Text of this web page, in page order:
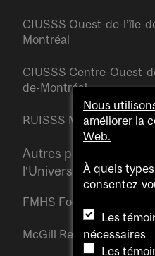
CIUSSS Ouest-de-l’île-
Montréal
CIUSSS Centre-Ouest-
de-Montréal
RUISSS McGill
Autres publications de
l’Université McGill
FMHS Focus
McGill Reporter
Nous
améliorer la
Web.
À quels
consentez-
Les
nécessaires
Les